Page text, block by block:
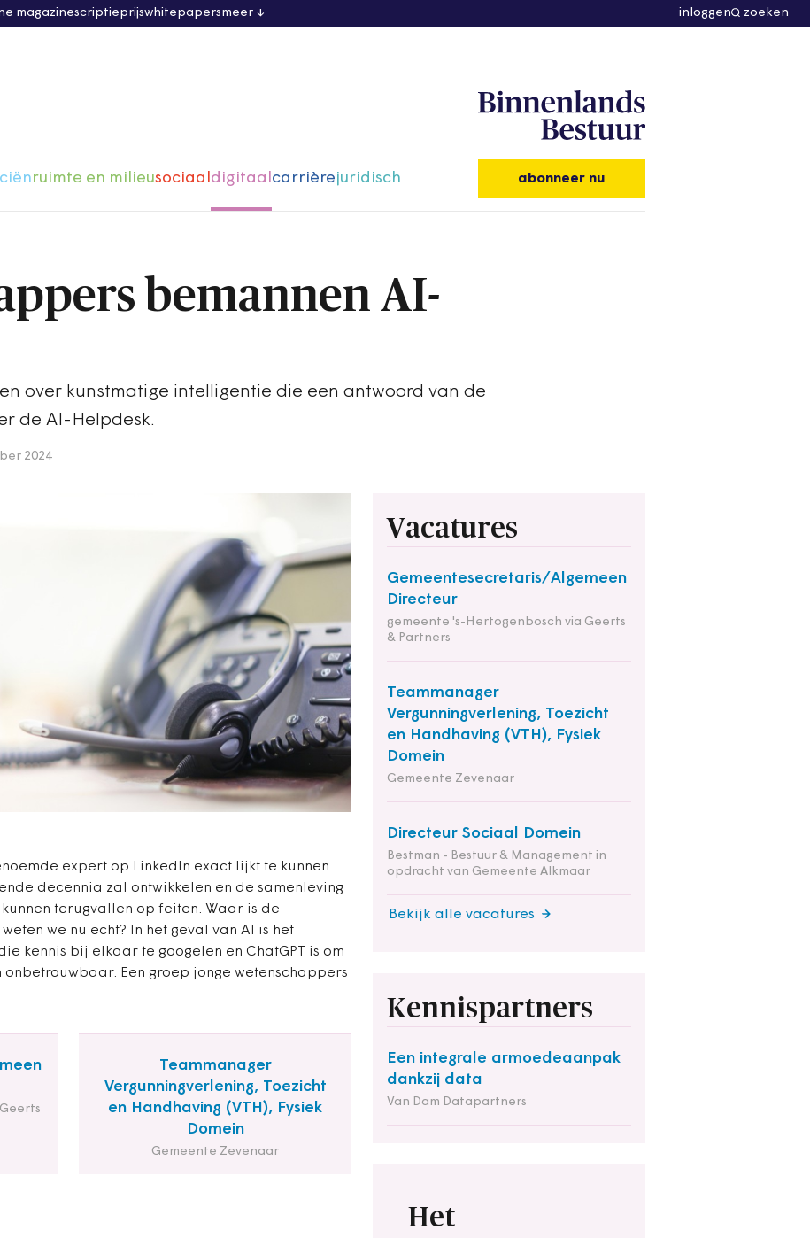
magazinescriptieprijswhitepapersmeer inloggen zoeken
ruimte en milieusociaaldigitaalcarrièrejuridisch abonneer nu
bemannen AI-
over kunstmatige intelligentie die een antwoord van de
de AI-Helpdesk.
2024
expert op LinkedIn exact lijkt te kunnen
decennia zal ontwikkelen en de samenleving
terugvallen op feiten. Waar is de
we nu echt? In het geval van AI is het
kennis bij elkaar te googelen en ChatGPT is om
Een groep jonge wetenschappers
Teammanager
Vergunningverlening, Toezicht
en Handhaving (VTH), Fysiek
Domein
Gemeente Zevenaar
Vacatures
Gemeentesecretaris/Algemeen
Directeur
gemeente 's-Hertogenbosch via Geerts
& Partners
Teammanager
Vergunningverlening, Toezicht
en Handhaving (VTH), Fysiek
Domein
Gemeente Zevenaar
Directeur Sociaal Domein
Bestman - Bestuur & Management in
opdracht van Gemeente Alkmaar
Bekijk alle vacatures
Kennispartners
Een integrale armoedeaanpak
dankzij data
Van Dam Datapartners
Het